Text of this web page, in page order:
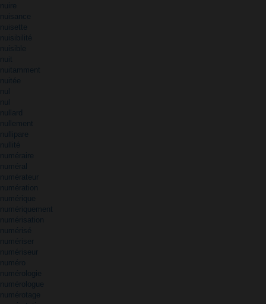
nuire
nuisance
nuisette
nuisibilité
nuisible
nuit
nuitamment
nuitée
nul
nul
nullard
nullement
nullipare
nullité
numéraire
numéral
numérateur
numération
numérique
numériquement
numérisation
numérisé
numériser
numériseur
numéro
numérologie
numérologue
numérotage